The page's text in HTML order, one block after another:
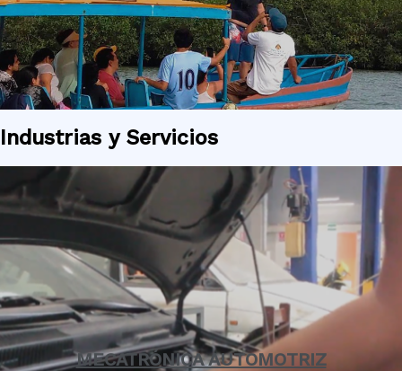
Industrias y Servicios
MECATRÓNICA AUTOMOTRIZ